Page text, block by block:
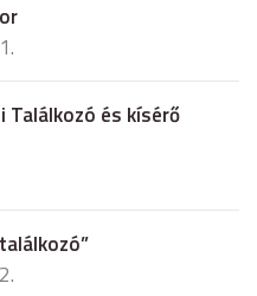
Találkozó és kísérő